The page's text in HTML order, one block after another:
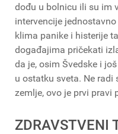
dođu u bolnicu ili su im
intervencije
klima panike i histerije
događajima pričekati
da je, osim Švedske i
u ostatku sveta. Ne radi
zemlje, ovo je prvi pravi